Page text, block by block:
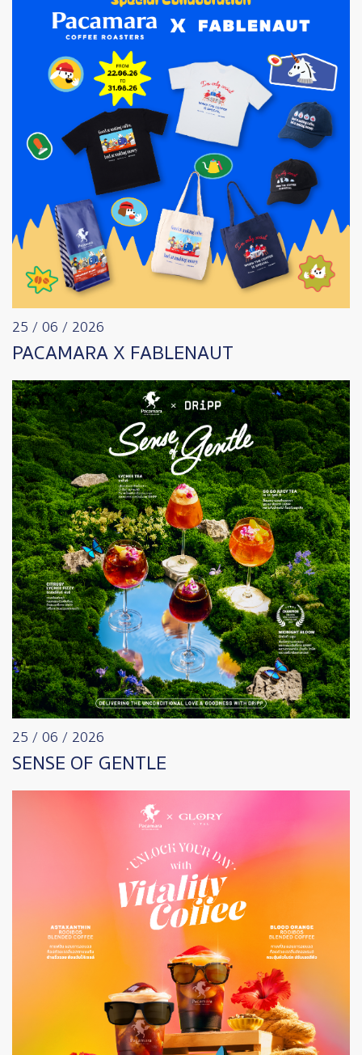
25 / 06 / 2026
PACAMARA X FABLENAUT
25 / 06 / 2026
SENSE OF GENTLE